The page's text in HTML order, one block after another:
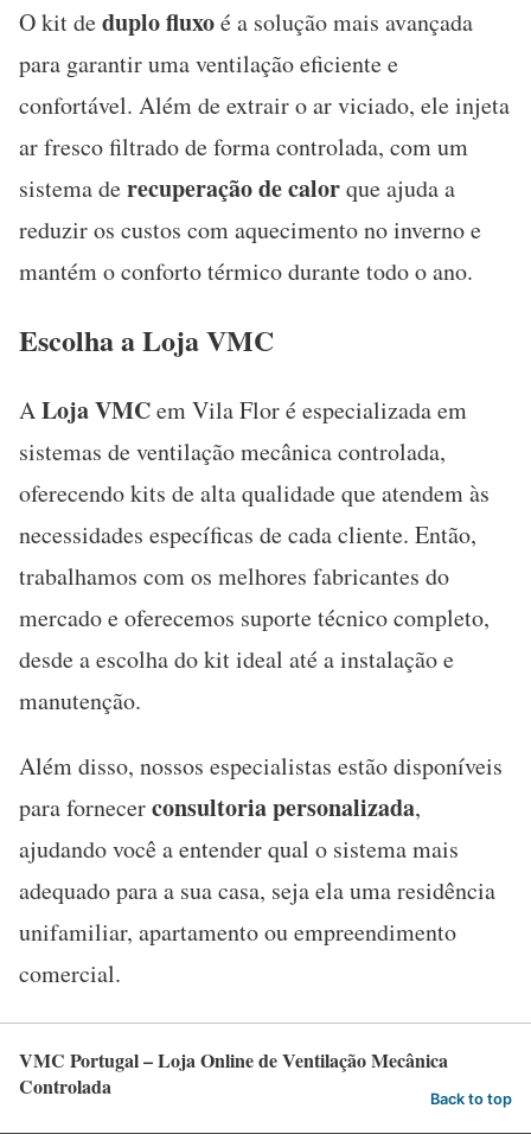
O kit deduplo fluxoé a solução mais avançada
para garantir uma ventilação eficiente e
confortável. Além de extrair o ar viciado, ele injeta
ar fresco filtrado de forma controlada, com um
sistema derecuperação de calorque ajuda a
reduzir os custos com aquecimento no inverno e
mantém o conforto térmico durante todo o ano.
Escolha a Loja VMC
ALoja VMCem Vila Flor é especializada em
sistemas de ventilação mecânica controlada,
oferecendo kits de alta qualidade que atendem às
necessidades específicas de cada cliente. Então,
trabalhamos com os melhores fabricantes do
mercado e oferecemos suporte técnico completo,
desde a escolha do kit ideal até a instalação e
manutenção.
Além disso, nossos especialistas estão disponíveis
para fornecerconsultoria personalizada,
ajudando você a entender qual o sistema mais
adequado para a sua casa, seja ela uma residência
unifamiliar, apartamento ou empreendimento
comercial.
VMC Portugal – Loja Online de Ventilação Mecânica
Controlada
Back to top